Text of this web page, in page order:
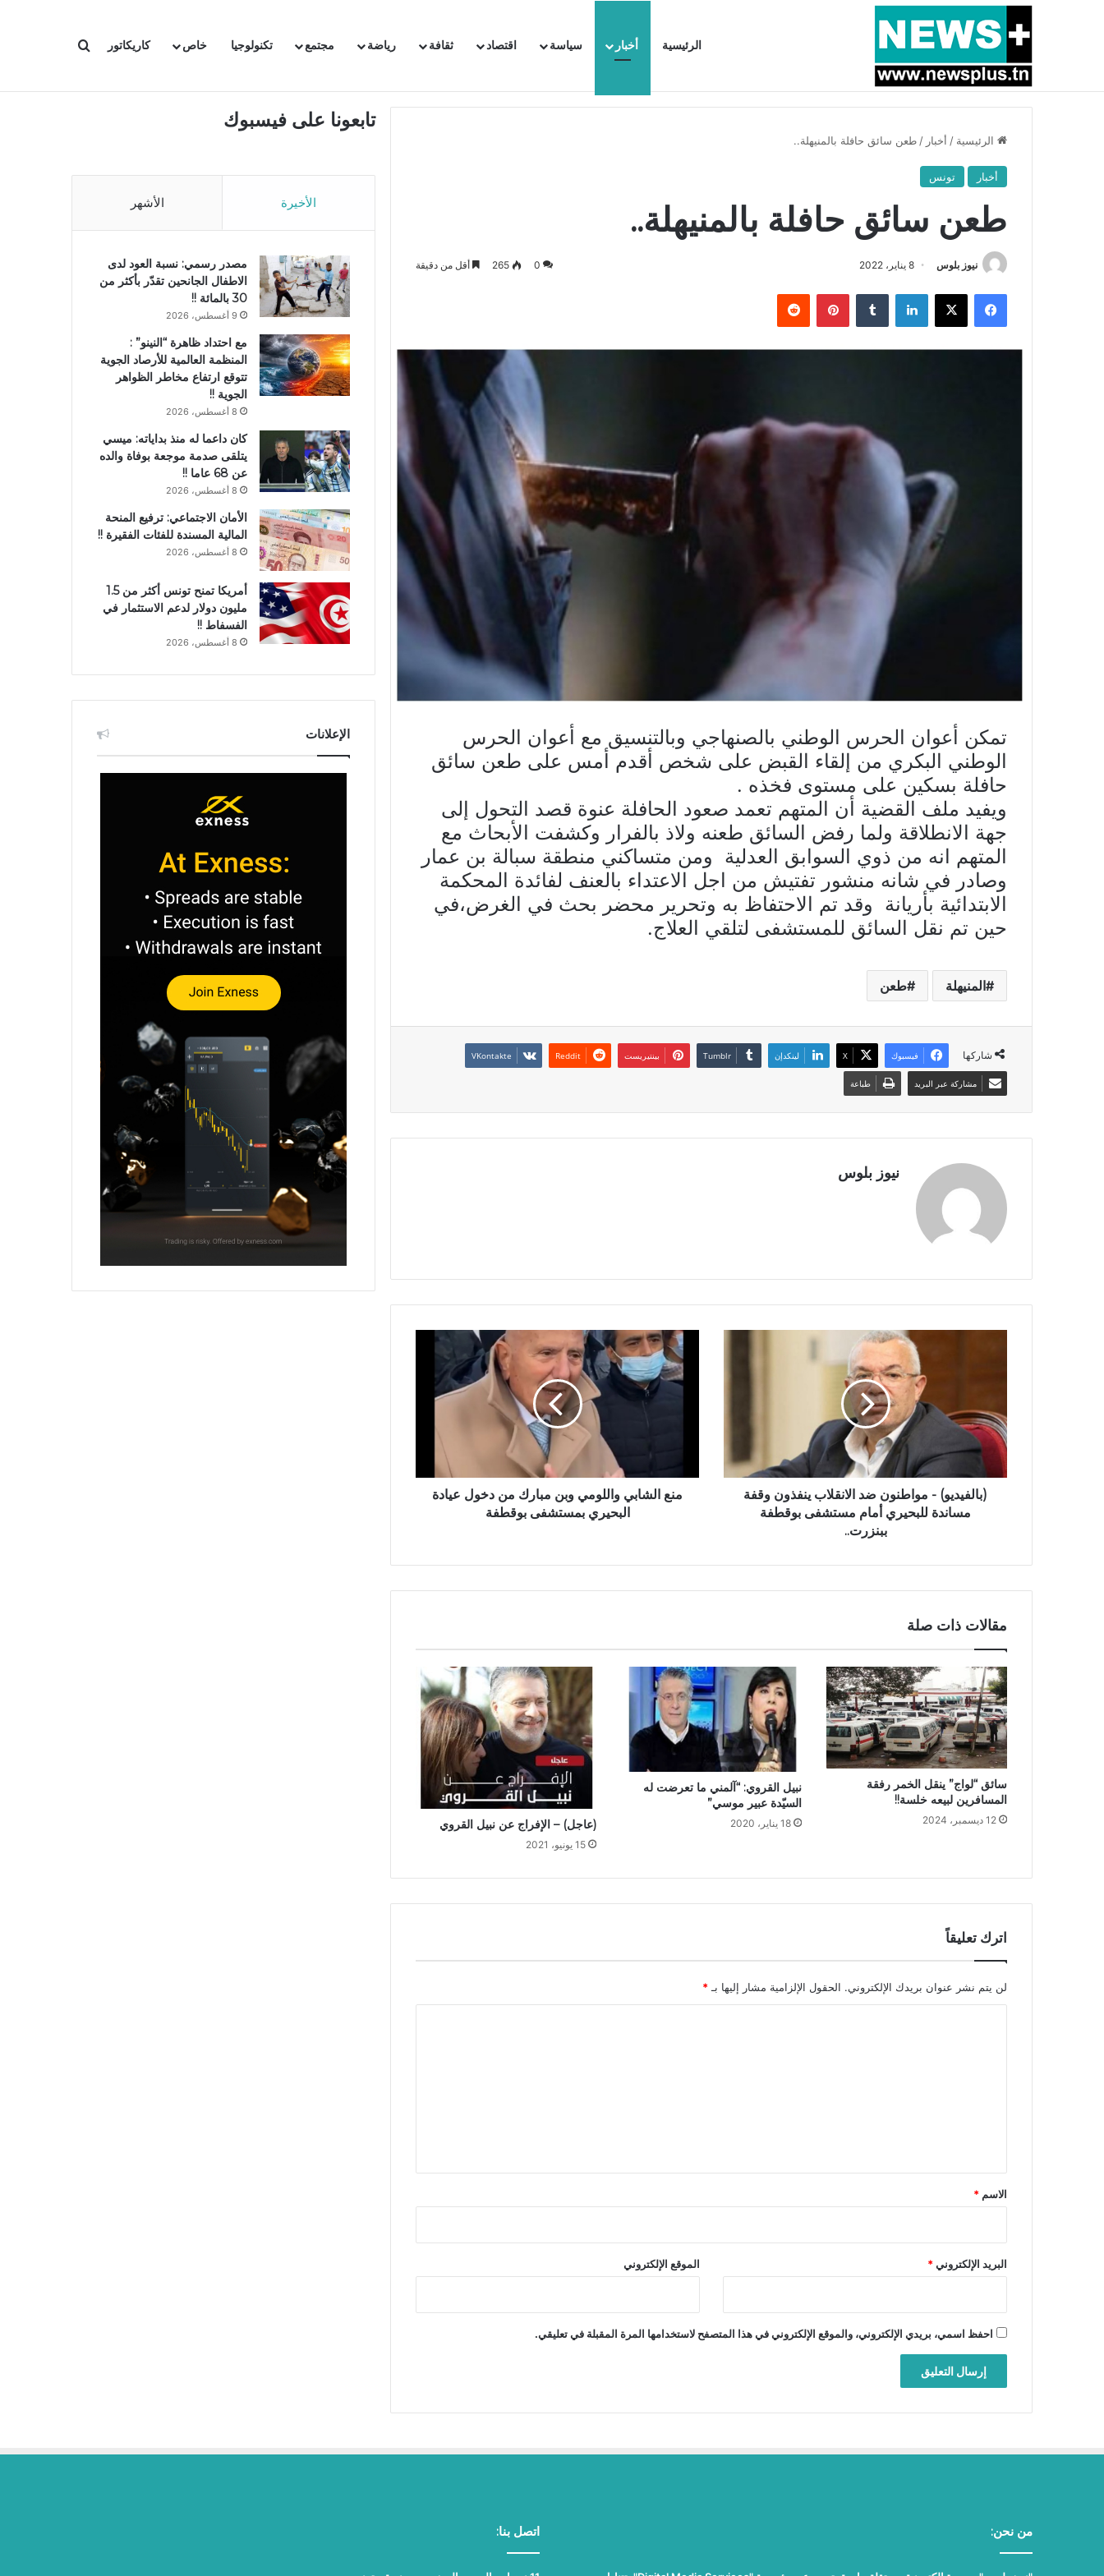
الرئيسية أخبار سياسة اقتصاد ثقافة رياضة مجتمع تكنولوجيا خاص كاريكاتور بحث عن
أخبار عاجلة بسبب المرزوقي وبتكليف من سعيّد: الخارجية تستدعي السفيرة الفرنسية بتونس وتبلغها احتجاجا شديد اللهجة !!
الرئيسية / أخبار / طعن سائق حافلة بالمنيهلة..
أخبار تونس
طعن سائق حافلة بالمنيهلة..
نيوز بلوس 8 يناير، 2022 0
265 أقل من دقيقة
فيسبوك X لينكدإن بينتيريست
تمكن أعوان الحرس الوطني بالصنهاجي وبالتنسيق مع أعوان الحرس
الوطني البكري من إلقاء القبض على شخص أقدم أمس على طعن سائق
حافلة بسكين على مستوى فخذه .
ويفيد ملف القضية أن المتهم تعمد صعود الحافلة عنوة قصد التحول إلى
جهة الانطلاقة ولما رفض السائق طعنه ولاذ بالفرار وكشفت الأبحاث مع
المتهم انه من ذوي السوابق العدلية ومن متساكني منطقة سبالة بن عمار
وصادر في شانه منشور تفتيش من اجل الاعتداء بالعنف لفائدة المحكمة
الابتدائية بأريانة وقد تم الاحتفاظ به وتحرير محضر بحث في الغرض،في
حين تم نقل السائق للمستشفى لتلقي العلاج.
المنيهلة طعن
شاركها فيسبوك X لينكدإن بينتيريست
مشاركة عبر البريد طباعة
نيوز بلوس
(بالفيديو) - مواطنون ضد الانقلاب ينفذون وقفة
مساندة للبحيري أمام مستشفى بوقطفة
ببنزرت..
منع الشابي واللومي وبن مبارك من دخول عيادة
البحيري بمستشفى بوقطفة
مقالات ذات صلة
سائق “لواج” ينقل الخمر رفقة
المسافرين لبيعه خلسة!!
12 ديسمبر، 2024
نبيل القروي: “آلمني ما تعرضت له
السيّدة عبير موسي”
18 يناير، 2020 (عاجل) – الإفراج عن نبيل القروي
15 يونيو، 2021
اترك تعليقاً
لن يتم نشر عنوان بريدك الإلكتروني. الحقول الإلزامية مشار إليها بـ *
*
الاسم *
البريد الإلكتروني* الموقع الإلكتروني
احفظ اسمي، بريدي الإلكتروني، والموقع الإلكتروني في هذا المتصفح لاستخدامها المرة المقبلة في تعليقي.
تابعونا على فيسبوك
الأخيرة الأشهر
مصدر رسمي: نسبة العود لدى
الاطفال الجانحين تقدّر بأكثر من
30 بالمائة !!
9 أغسطس، 2026
مع احتداد ظاهرة “النينو” :
المنظمة العالمية للأرصاد الجوية
تتوقع ارتفاع مخاطر الظواهر
الجوية !!
8 أغسطس، 2026
كان داعما له منذ بداياته: ميسي
يتلقى صدمة موجعة بوفاة والده
عن 68 عاما !!
8 أغسطس، 2026
الأمان الاجتماعي: ترفيع المنحة
المالية المسندة للفئات الفقيرة !!
8 أغسطس، 2026
أمريكا تمنح تونس أكثر من 1.5
مليون دولار لدعم الاستثمار في
الفسفاط !!
8 أغسطس، 2026
الإعلانات
من نحن: اتصل بنا: